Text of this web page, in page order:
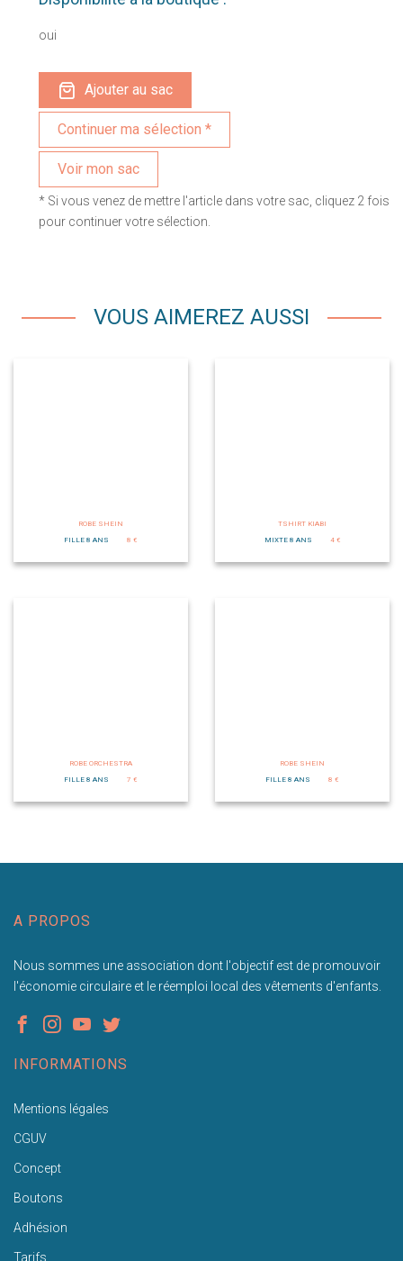
oui
Ajouter au sac
Voir mon sac
* Si vous venez de mettre l'article dans votre sac, cliquez 2 fois
pour continuer votre sélection.
VOUS AIMEREZ AUSSI
ROBE SHEIN
FILLE 8 ANS
8 €
TSHIRT KIABI
MIXTE 8 ANS
4 €
ROBE ORCHESTRA
FILLE 8 ANS
7 €
ROBE SHEIN
FILLE 8 ANS
8 €
A PROPOS
Nous sommes une association dont l'objectif est de promouvoir
l'économie circulaire et le réemploi local des vêtements d'enfants.
INFORMATIONS
Mentions légales
CGUV
Concept
Boutons
Adhésion
Tarifs